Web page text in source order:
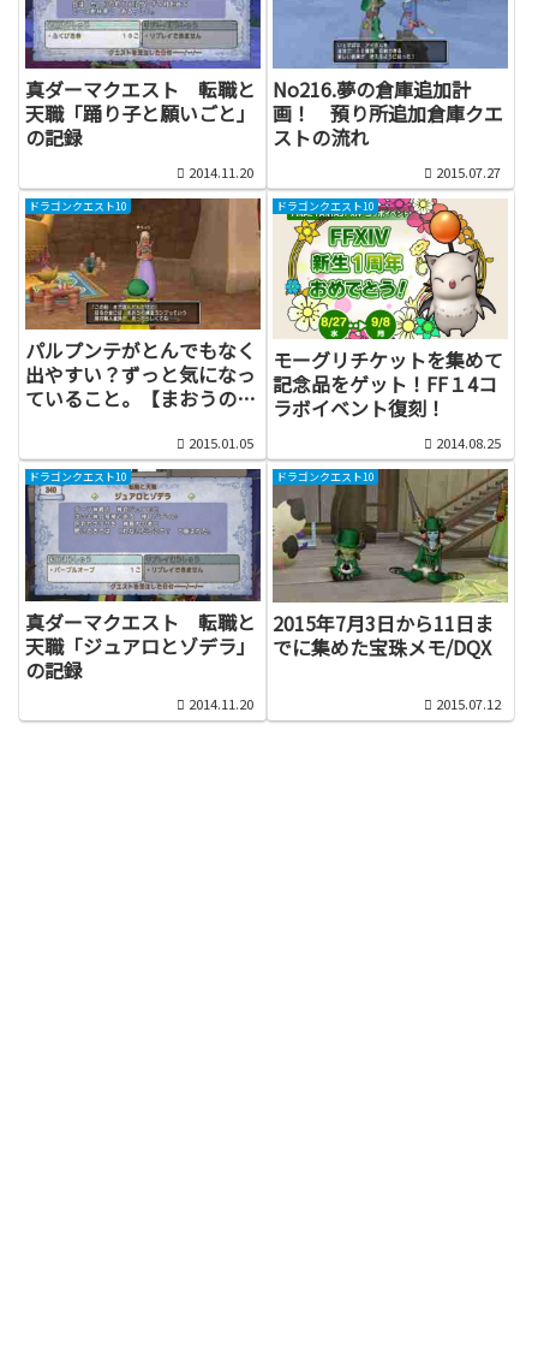
真ダーマクエスト 転職と
天職「踊り子と願いごと」
の記録
2014.11.20
No216.夢の倉庫追加計
画！ 預り所追加倉庫クエ
ストの流れ
2015.07.27
ドラゴンクエスト10
パルプンテがとんでもなく
出やすい？ずっと気になっ
ていること。【まおうのラ
2015.01.05
ドラゴンクエスト10
モーグリチケットを集めて
記念品をゲット！FF１4コ
ラボイベント復刻！
2014.08.25
ドラゴンクエスト10
真ダーマクエスト 転職と
天職「ジュアロとゾデラ」
の記録
2014.11.20
ドラゴンクエスト10
2015年7月3日から11日ま
でに集めた宝珠メモ/DQX
2015.07.12